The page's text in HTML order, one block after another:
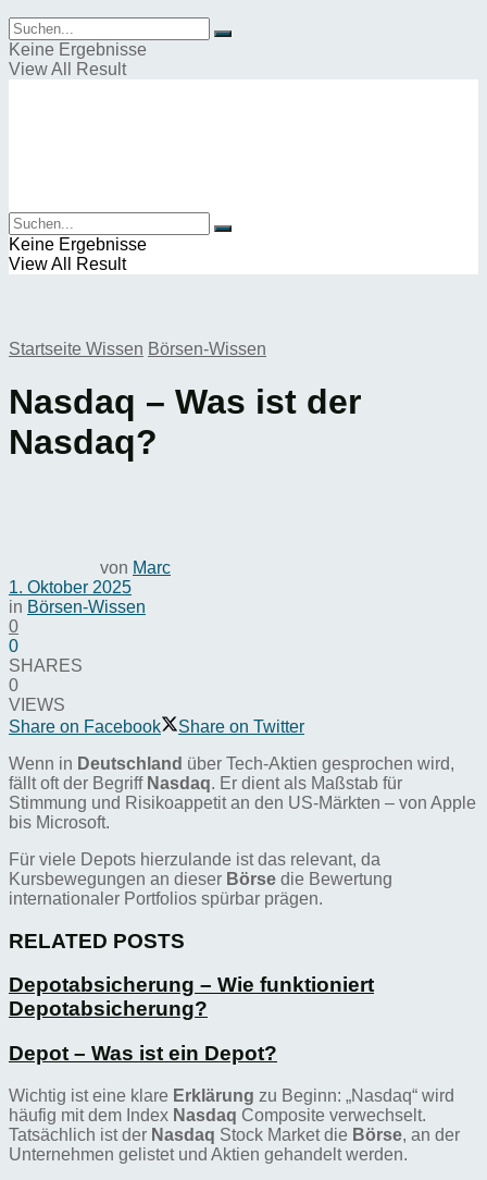
Keine Ergebnisse
View All Result
Keine Ergebnisse
View All Result
Startseite Wissen Börsen-Wissen
Nasdaq – Was ist der
Nasdaq?
von Marc
1. Oktober 2025
in Börsen-Wissen
0
0
SHARES
0
VIEWS
Share on Facebook
Share on Twitter
Wenn in Deutschland über Tech-Aktien gesprochen wird,
fällt oft der Begriff Nasdaq. Er dient als Maßstab für
Stimmung und Risikoappetit an den US-Märkten – von Apple
bis Microsoft.
Für viele Depots hierzulande ist das relevant, da
Kursbewegungen an dieser Börse die Bewertung
internationaler Portfolios spürbar prägen.
RELATED POSTS
Depotabsicherung – Wie funktioniert
Depotabsicherung?
Depot – Was ist ein Depot?
Wichtig ist eine klare Erklärung zu Beginn: „Nasdaq“ wird
häufig mit dem Index Nasdaq Composite verwechselt.
Tatsächlich ist der Nasdaq Stock Market die Börse, an der
Unternehmen gelistet und Aktien gehandelt werden.